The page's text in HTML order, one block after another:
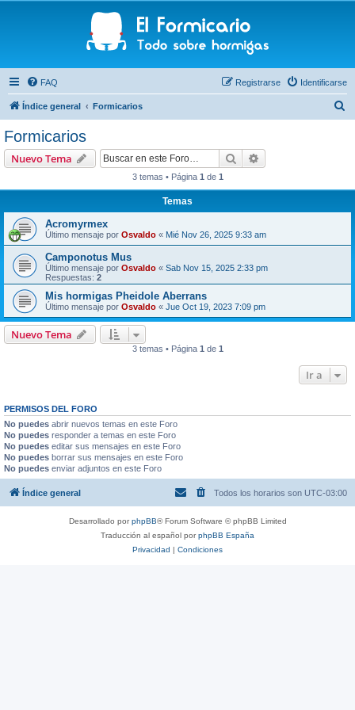
FAQ Identificarse
Registrarse
Índice general Formicarios
Formicarios
Nuevo Tema Buscar
3 temas • Página 1 de 1
Temas
Acromyrmex
Último mensaje por Osvaldo « Mié Nov 26, 2025 9:33 am
Camponotus Mus
Último mensaje por Osvaldo « Sab Nov 15, 2025 2:33 pm
Respuestas: 2
Mis hormigas Pheidole Aberrans
Último mensaje por Osvaldo « Jue Oct 19, 2023 7:09 pm
Nuevo Tema
3 temas • Página 1 de 1
Ir a
PERMISOS DEL FORO
No puedes abrir nuevos temas en este Foro
No puedes responder a temas en este Foro
No puedes editar sus mensajes en este Foro
No puedes borrar sus mensajes en este Foro
No puedes enviar adjuntos en este Foro
Índice general Todos los horarios son UTC-03:00
Desarrollado porphpBB® Forum Software © phpBB Limited
Traducción al español porphpBB España
Privacidad | Condiciones